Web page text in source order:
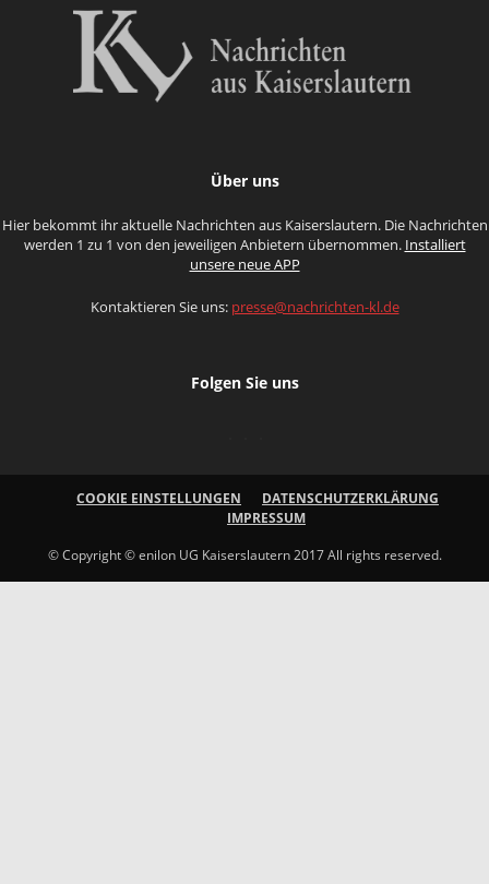
Über uns
Hier bekommt ihr aktuelle Nachrichten aus Kaiserslautern. Die Nachrichten
werden 1 zu 1 von den jeweiligen Anbietern übernommen. Installiert
unsere neue APP
Kontaktieren Sie uns: presse@nachrichten-kl.de
Folgen Sie uns
COOKIE EINSTELLUNGEN
DATENSCHUTZERKLÄRUNG
IMPRESSUM
© Copyright © enilon UG Kaiserslautern 2017 All rights reserved.